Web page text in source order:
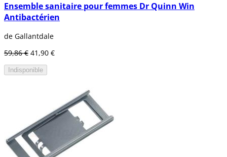
Ensemble sanitaire pour femmes Dr Quinn Win
Antibactérien
de Gallantdale
59,86 € 41,90 €
Indisponible